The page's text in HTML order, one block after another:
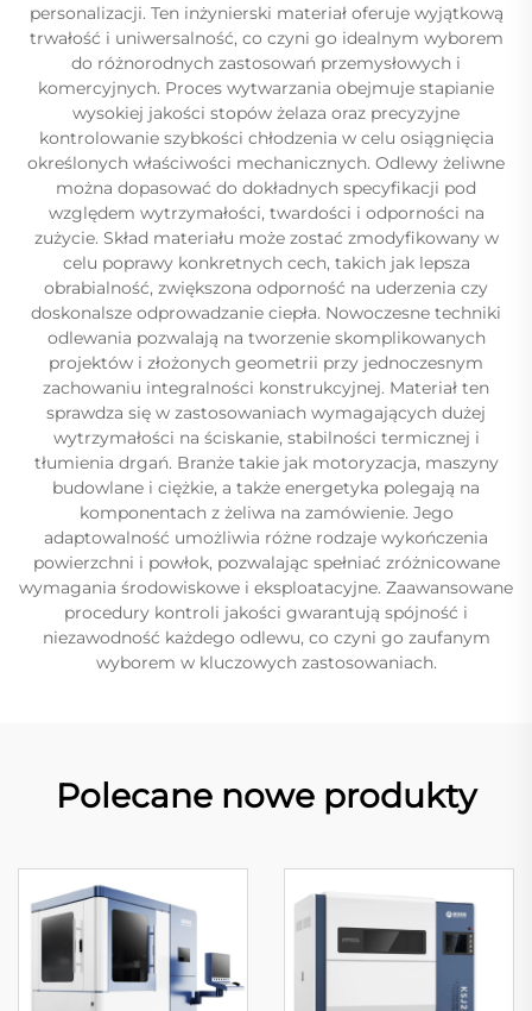
personalizacji. Ten inżynierski materiał oferuje wyjątkową
trwałość i uniwersalność, co czyni go idealnym wyborem
do różnorodnych zastosowań przemysłowych i
komercyjnych. Proces wytwarzania obejmuje stapianie
wysokiej jakości stopów żelaza oraz precyzyjne
kontrolowanie szybkości chłodzenia w celu osiągnięcia
określonych właściwości mechanicznych. Odlewy żeliwne
można dopasować do dokładnych specyfikacji pod
względem wytrzymałości, twardości i odporności na
zużycie. Skład materiału może zostać zmodyfikowany w
celu poprawy konkretnych cech, takich jak lepsza
obrabialność, zwiększona odporność na uderzenia czy
doskonalsze odprowadzanie ciepła. Nowoczesne techniki
odlewania pozwalają na tworzenie skomplikowanych
projektów i złożonych geometrii przy jednoczesnym
zachowaniu integralności konstrukcyjnej. Materiał ten
sprawdza się w zastosowaniach wymagających dużej
wytrzymałości na ściskanie, stabilności termicznej i
tłumienia drgań. Branże takie jak motoryzacja, maszyny
budowlane i ciężkie, a także energetyka polegają na
komponentach z żeliwa na zamówienie. Jego
adaptowalność umożliwia różne rodzaje wykończenia
powierzchni i powłok, pozwalając spełniać zróżnicowane
wymagania środowiskowe i eksploatacyjne. Zaawansowane
procedury kontroli jakości gwarantują spójność i
niezawodność każdego odlewu, co czyni go zaufanym
wyborem w kluczowych zastosowaniach.
Polecane nowe produkty